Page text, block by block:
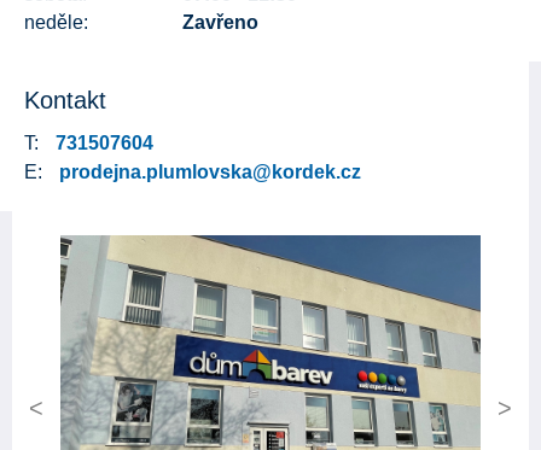
neděle:
Zavřeno
Kontakt
T:
731507604
E:
prodejna.plumlovska@kordek.cz
Previous